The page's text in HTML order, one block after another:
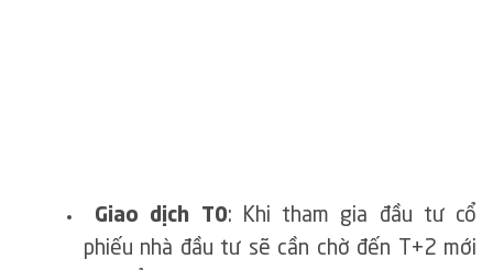
Giao dịch T0: Khi tham gia đầu tư cổ
phiếu nhà đầu tư sẽ cần chờ đến T+2 mới